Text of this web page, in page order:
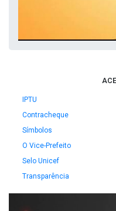
IPTU
Contracheque
Símbolos
O Vice-Prefeito
Selo Unicef
Transparência